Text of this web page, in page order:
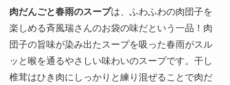
肉だんごと春雨のスープは、ふわふわの肉団子を
楽しめる斉風瑞さんのお袋の味だという一品！肉
団子の旨味が染み出たスープを吸った春雨がスル
ッと喉を通るやさしい味わいのスープです。干し
椎茸はひき肉にしっかりと練り混ぜることで肉だ